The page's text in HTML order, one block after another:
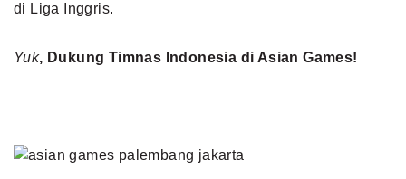
di Liga Inggris.
Yuk, Dukung Timnas Indonesia di Asian Games!